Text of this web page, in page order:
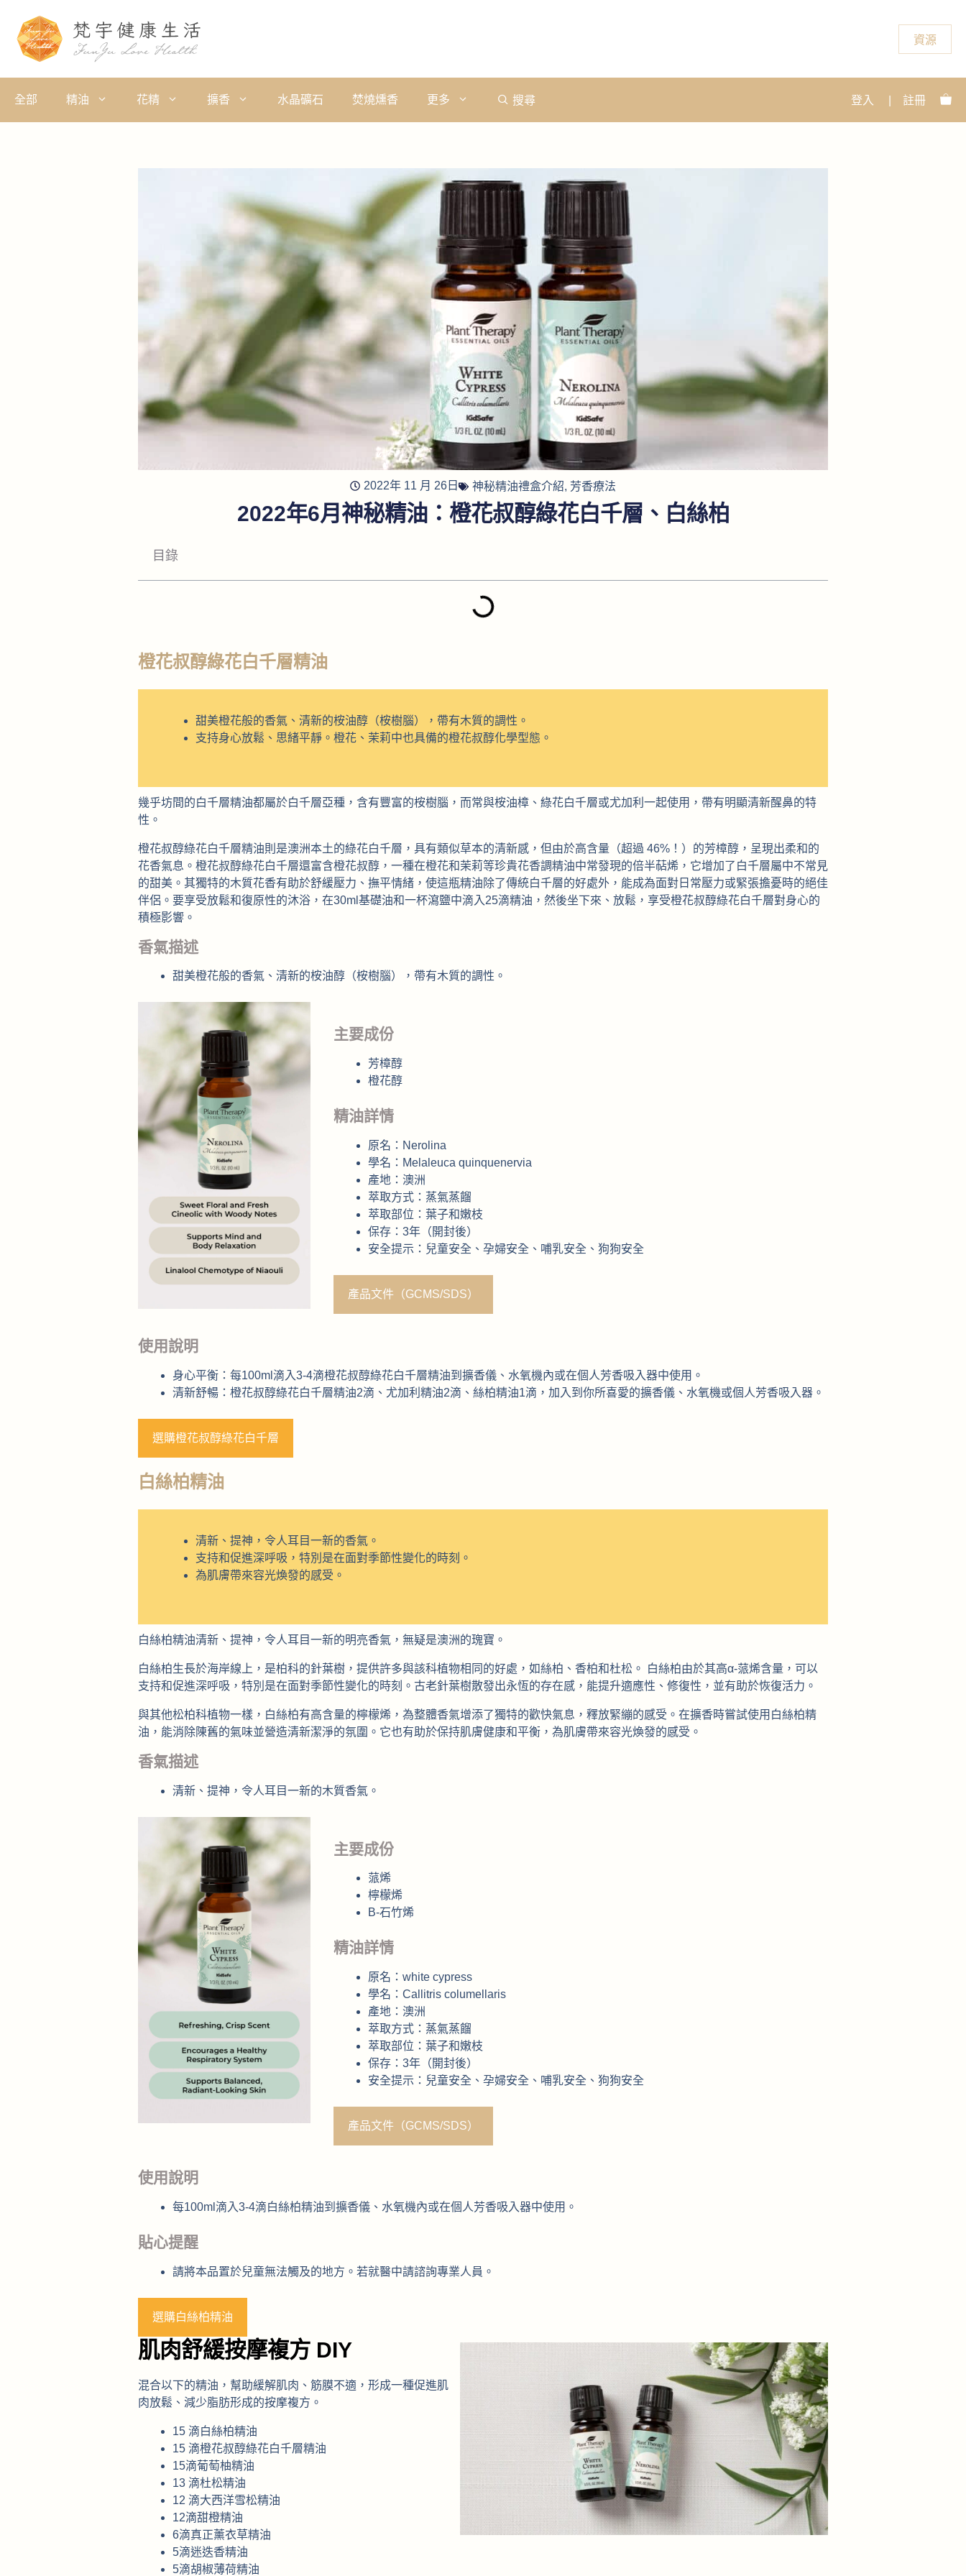
資源
全部 精油 花精 擴香 水晶礦石 焚燒燻香 更多 搜尋 登入 註冊
2022年 11 月 26日 神秘精油禮盒介紹, 芳香療法
2022年6月神秘精油：橙花叔醇綠花白千層、白絲柏
目錄
橙花叔醇綠花白千層精油
甜美橙花般的香氣、清新的桉油醇（桉樹腦），帶有木質的調性。
支持身心放鬆、思緒平靜。橙花、茉莉中也具備的橙花叔醇化學型態。
幾乎坊間的白千層精油都屬於白千層亞種，含有豐富的桉樹腦，而常與桉油樟、綠花白千層或尤加利一起使用，帶有明顯清新醒鼻的特
性。
橙花叔醇綠花白千層精油則是澳洲本土的綠花白千層，具有類似草本的清新感，但由於高含量（超過 46%！）的芳樟醇，呈現出柔和的
花香氣息。橙花叔醇綠花白千層還富含橙花叔醇，一種在橙花和茉莉等珍貴花香調精油中常發現的倍半萜烯，它增加了白千層屬中不常見
的甜美。其獨特的木質花香有助於舒緩壓力、撫平情緒，使這瓶精油除了傳統白千層的好處外，能成為面對日常壓力或緊張擔憂時的絕佳
伴侶。要享受放鬆和復原性的沐浴，在30ml基礎油和一杯瀉鹽中滴入25滴精油，然後坐下來、放鬆，享受橙花叔醇綠花白千層對身心的
積極影響。
香氣描述
甜美橙花般的香氣、清新的桉油醇（桉樹腦），帶有木質的調性。
主要成份
芳樟醇
橙花醇
精油詳情
原名：Nerolina
學名：Melaleuca quinquenervia
產地：澳洲
萃取方式：蒸氣蒸餾
萃取部位：葉子和嫩枝
保存：3年（開封後）
安全提示：兒童安全、孕婦安全、哺乳安全、狗狗安全
產品文件（GCMS/SDS）
使用說明
身心平衡：每100ml滴入3-4滴橙花叔醇綠花白千層精油到擴香儀、水氧機內或在個人芳香吸入器中使用。
清新舒暢：橙花叔醇綠花白千層精油2滴、尤加利精油2滴、絲柏精油1滴，加入到你所喜愛的擴香儀、水氧機或個人芳香吸入器。
選購橙花叔醇綠花白千層
白絲柏精油
清新、提神，令人耳目一新的香氣。
支持和促進深呼吸，特別是在面對季節性變化的時刻。
為肌膚帶來容光煥發的感受。
白絲柏精油清新、提神，令人耳目一新的明亮香氣，無疑是澳洲的瑰寶。
白絲柏生長於海岸線上，是柏科的針葉樹，提供許多與該科植物相同的好處，如絲柏、香柏和杜松。 白絲柏由於其高α-蒎烯含量，可以
支持和促進深呼吸，特別是在面對季節性變化的時刻。古老針葉樹散發出永恆的存在感，能提升適應性、修復性，並有助於恢復活力。
與其他松柏科植物一樣，白絲柏有高含量的檸檬烯，為整體香氣增添了獨特的歡快氣息，釋放緊繃的感受。在擴香時嘗試使用白絲柏精
油，能消除陳舊的氣味並營造清新潔淨的氛圍。它也有助於保持肌膚健康和平衡，為肌膚帶來容光煥發的感受。
香氣描述
清新、提神，令人耳目一新的木質香氣。
主要成份
蒎烯
檸檬烯
B-石竹烯
精油詳情
原名：white cypress
學名：Callitris columellaris
產地：澳洲
萃取方式：蒸氣蒸餾
萃取部位：葉子和嫩枝
保存：3年（開封後）
安全提示：兒童安全、孕婦安全、哺乳安全、狗狗安全
產品文件（GCMS/SDS）
使用說明
每100ml滴入3-4滴白絲柏精油到擴香儀、水氧機內或在個人芳香吸入器中使用。
貼心提醒
請將本品置於兒童無法觸及的地方。若就醫中請諮詢專業人員。
選購白絲柏精油
肌肉舒緩按摩複方 DIY
混合以下的精油，幫助緩解肌肉、筋膜不適，形成一種促進肌
肉放鬆、減少脂肪形成的按摩複方。
15 滴白絲柏精油
15 滴橙花叔醇綠花白千層精油
15滴葡萄柚精油
13 滴杜松精油
12 滴大西洋雪松精油
12滴甜橙精油
6滴真正薰衣草精油
5滴迷迭香精油
5滴胡椒薄荷精油